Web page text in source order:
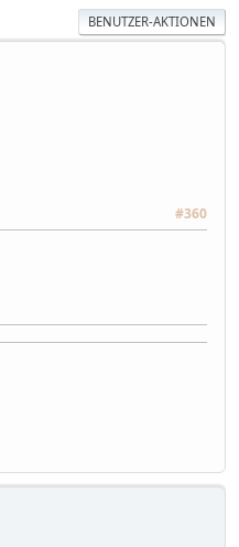
BENUTZER-AKTIONEN
#360